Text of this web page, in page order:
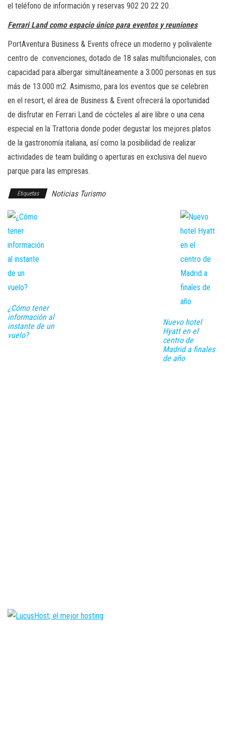
el teléfono de información y reservas 902 20 22 20.
Ferrari Land como espacio único para eventos y reuniones
PortAventura Business & Events ofrece un moderno y polivalente
centro de convenciones, dotado de 18 salas multifuncionales, con
capacidad para albergar simultáneamente a 3.000 personas en sus
más de 13.000 m2. Asimismo, para los eventos que se celebren
en el resort, el área de Business & Event ofrecerá la oportunidad
de disfrutar en Ferrari Land de cócteles al aire libre o una cena
especial en la Trattoria donde poder degustar los mejores platos
de la gastronomía italiana, así como la posibilidad de realizar
actividades de team building o aperturas en exclusiva del nuevo
parque para las empresas.
Etiquetas Noticias Turismo
¿Cómo tener
información al
instante de un
vuelo?
Nuevo hotel
Hyatt en el
centro de
Madrid a finales
de año